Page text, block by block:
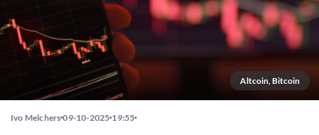
Altcoin, Bitcoin
Ivo Melchers 09-10-2025 19:55